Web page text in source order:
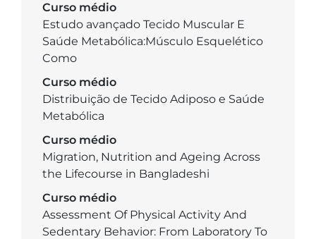
Curso médio
Estudo avançado Tecido Muscular E
Saúde Metabólica:Músculo Esquelético
Como
Curso médio
Distribuição de Tecido Adiposo e Saúde
Metabólica
Curso médio
Migration, Nutrition and Ageing Across
the Lifecourse in Bangladeshi
Curso médio
Assessment Of Physical Activity And
Sedentary Behavior: From Laboratory To